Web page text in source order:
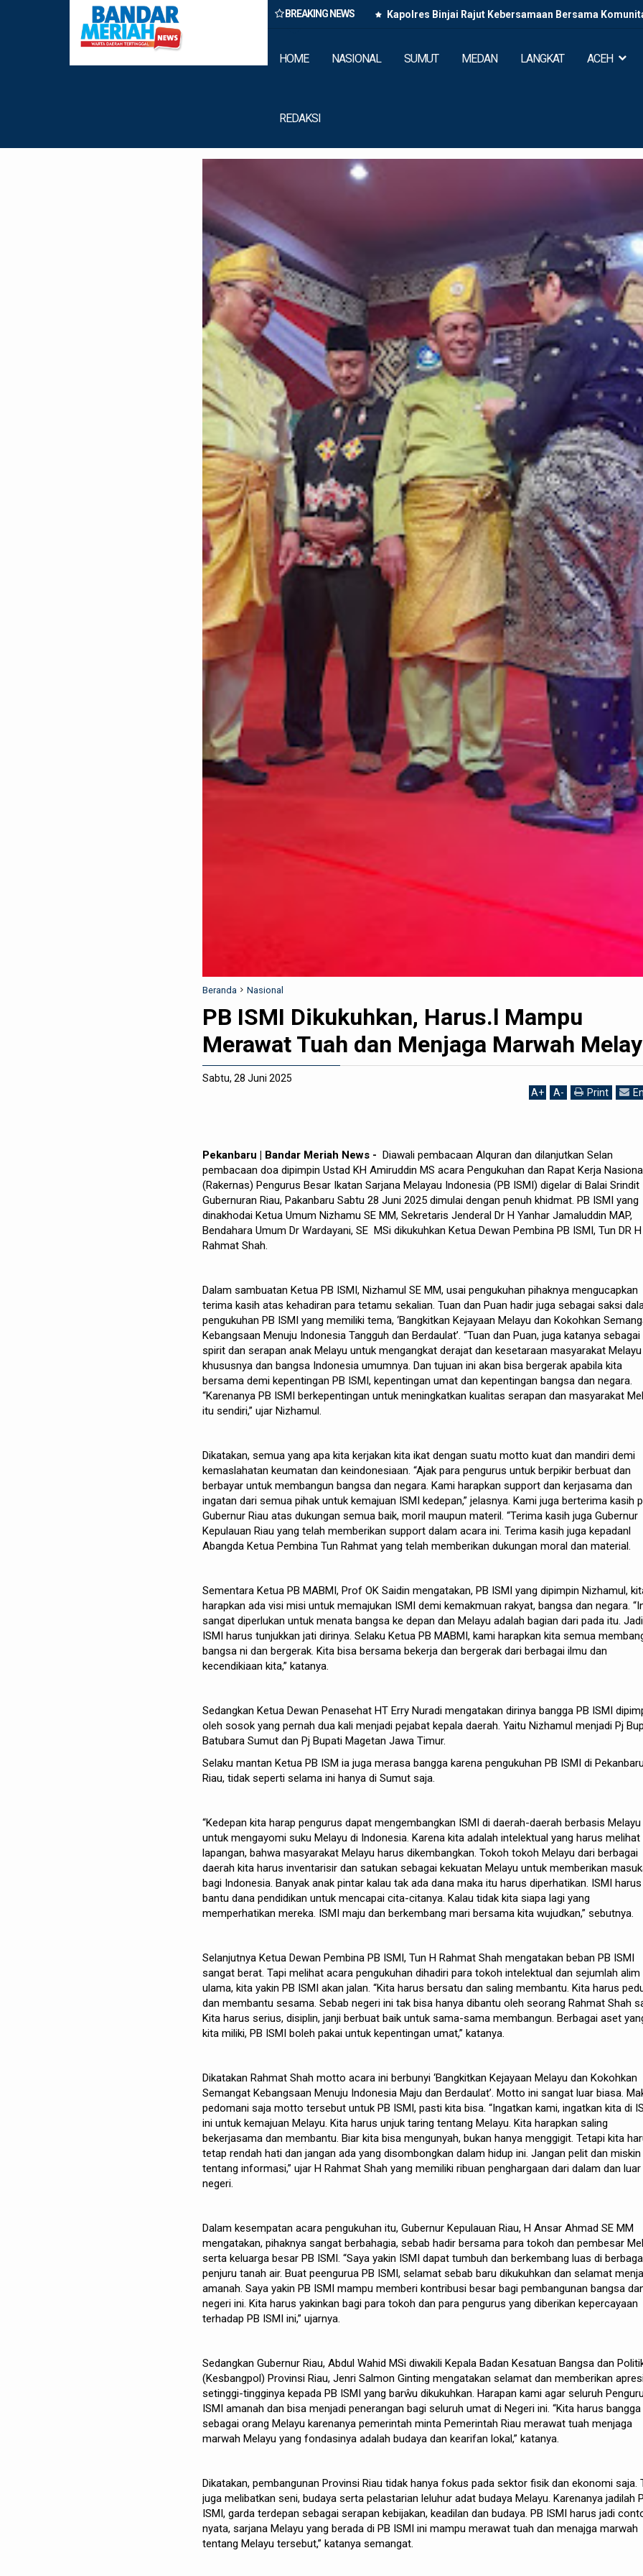
BREAKING NEWS
Amankan Dua Pengedar Narkoba Saat Patroli Malam Kapolres Binjai Rajut Kebersamaan Bersama
HOME NASIONAL SUMUT MEDAN LANGKAT ACEH
REDAKSI
Beranda Nasional
PB ISMI Dikukuhkan, Harus.l Mampu
Merawat Tuah dan Menjaga Marwah
Sabtu, 28 Juni 2025
A+ A- Print
Pekanbaru | Bandar Meriah News - Diawali pembacaan Alquran dan dilanjutkan Selan
pembacaan doa dipimpin Ustad KH Amiruddin MS acara Pengukuhan dan Rapat Kerja
(Rakernas) Pengurus Besar Ikatan Sarjana Melayau Indonesia (PB ISMI) digelar di Balai Srindit
Gubernuran Riau, Pakanbaru Sabtu 28 Juni 2025 dimulai dengan penuh khidmat. PB ISMI yang
dinakhodai Ketua Umum Nizhamu SE MM, Sekretaris Jenderal Dr H Yanhar Jamaluddin MAP,
Bendahara Umum Dr Wardayani, SE MSi dikukuhkan Ketua Dewan Pembina PB ISMI, Tun DR H
Rahmat Shah.
Dalam sambuatan Ketua PB ISMI, Nizhamul SE MM, usai pengukuhan pihaknya mengucapkan
terima kasih atas kehadiran para tetamu sekalian. Tuan dan Puan hadir juga sebagai saksi
pengukuhan PB ISMI yang memiliki tema, ‘Bangkitkan Kejayaan Melayu dan Kokohkan
Kebangsaan Menuju Indonesia Tangguh dan Berdaulat’. “Tuan dan Puan, juga katanya sebagai
spirit dan serapan anak Melayu untuk mengangkat derajat dan kesetaraan masyarakat Melayu
khususnya dan bangsa Indonesia umumnya. Dan tujuan ini akan bisa bergerak apabila kita
bersama demi kepentingan PB ISMI, kepentingan umat dan kepentingan bangsa dan negara.
“Karenanya PB ISMI berkepentingan untuk meningkatkan kualitas serapan dan masyarakat
itu sendiri,” ujar Nizhamul.
Dikatakan, semua yang apa kita kerjakan kita ikat dengan suatu motto kuat dan mandiri demi
kemaslahatan keumatan dan keindonesiaan. “Ajak para pengurus untuk berpikir berbuat dan
berbayar untuk membangun bangsa dan negara. Kami harapkan support dan kerjasama dan
ingatan dari semua pihak untuk kemajuan ISMI kedepan,” jelasnya. Kami juga berterima kasih
Gubernur Riau atas dukungan semua baik, moril maupun materil. “Terima kasih juga Gubernur
Kepulauan Riau yang telah memberikan support dalam acara ini. Terima kasih juga kepadanl
Abangda Ketua Pembina Tun Rahmat yang telah memberikan dukungan moral dan material.
Sementara Ketua PB MABMI, Prof OK Saidin mengatakan, PB ISMI yang dipimpin Nizhamul,
harapkan ada visi misi untuk memajukan ISMI demi kemakmuan rakyat, bangsa dan negara.
sangat diperlukan untuk menata bangsa ke depan dan Melayu adalah bagian dari pada itu. Jadi
ISMI harus tunjukkan jati dirinya. Selaku Ketua PB MABMI, kami harapkan kita semua
bangsa ni dan bergerak. Kita bisa bersama bekerja dan bergerak dari berbagai ilmu dan
kecendikiaan kita,” katanya.
Sedangkan Ketua Dewan Penasehat HT Erry Nuradi mengatakan dirinya bangga PB ISMI
oleh sosok yang pernah dua kali menjadi pejabat kepala daerah. Yaitu Nizhamul menjadi Pj
Batubara Sumut dan Pj Bupati Magetan Jawa Timur.
Selaku mantan Ketua PB ISM ia juga merasa bangga karena pengukuhan PB ISMI di Pekanbaru
Riau, tidak seperti selama ini hanya di Sumut saja.
“Kedepan kita harap pengurus dapat mengembangkan ISMI di daerah-daerah berbasis Melayu
untuk mengayomi suku Melayu di Indonesia. Karena kita adalah intelektual yang harus melihat
lapangan, bahwa masyarakat Melayu harus dikembangkan. Tokoh tokoh Melayu dari berbagai
daerah kita harus inventarisir dan satukan sebagai kekuatan Melayu untuk memberikan
bagi Indonesia. Banyak anak pintar kalau tak ada dana maka itu harus diperhatikan. ISMI harus
bantu dana pendidikan untuk mencapai cita-citanya. Kalau tidak kita siapa lagi yang
memperhatikan mereka. ISMI maju dan berkembang mari bersama kita wujudkan,” sebutnya.
Selanjutnya Ketua Dewan Pembina PB ISMI, Tun H Rahmat Shah mengatakan beban PB ISMI
sangat berat. Tapi melihat acara pengukuhan dihadiri para tokoh intelektual dan sejumlah alim
ulama, kita yakin PB ISMI akan jalan. “Kita harus bersatu dan saling membantu. Kita harus
dan membantu sesama. Sebab negeri ini tak bisa hanya dibantu oleh seorang Rahmat Shah
Kita harus serius, disiplin, janji berbuat baik untuk sama-sama membangun. Berbagai aset
kita miliki, PB ISMI boleh pakai untuk kepentingan umat,” katanya.
Dikatakan Rahmat Shah motto acara ini berbunyi ‘Bangkitkan Kejayaan Melayu dan Kokohkan
Semangat Kebangsaan Menuju Indonesia Maju dan Berdaulat’. Motto ini sangat luar biasa.
pedomani saja motto tersebut untuk PB ISMI, pasti kita bisa. “Ingatkan kami, ingatkan kita di
ini untuk kemajuan Melayu. Kita harus unjuk taring tentang Melayu. Kita harapkan saling
bekerjasama dan membantu. Biar kita bisa mengunyah, bukan hanya menggigit. Tetapi kita
tetap rendah hati dan jangan ada yang disombongkan dalam hidup ini. Jangan pelit dan miskin
tentang informasi,” ujar H Rahmat Shah yang memiliki ribuan penghargaan dari dalam dan luar
negeri.
Dalam kesempatan acara pengukuhan itu, Gubernur Kepulauan Riau, H Ansar Ahmad SE MM
mengatakan, pihaknya sangat berbahagia, sebab hadir bersama para tokoh dan pembesar
serta keluarga besar PB ISMI. “Saya yakin ISMI dapat tumbuh dan berkembang luas di
penjuru tanah air. Buat peengurua PB ISMI, selamat sebab baru dikukuhkan dan selamat
amanah. Saya yakin PB ISMI mampu memberi kontribusi besar bagi pembangunan bangsa
negeri ini. Kita harus yakinkan bagi para tokoh dan para pengurus yang diberikan kepercayaan
terhadap PB ISMI ini,” ujarnya.
Sedangkan Gubernur Riau, Abdul Wahid MSi diwakili Kepala Badan Kesatuan Bangsa dan
(Kesbangpol) Provinsi Riau, Jenri Salmon Ginting mengatakan selamat dan memberikan
setinggi-tingginya kepada PB ISMI yang barŵu dikukuhkan. Harapan kami agar seluruh
ISMI amanah dan bisa menjadi penerangan bagi seluruh umat di Negeri ini. “Kita harus bangga
sebagai orang Melayu karenanya pemerintah minta Pemerintah Riau merawat tuah menjaga
marwah Melayu yang fondasinya adalah budaya dan kearifan lokal,” katanya.
Dikatakan, pembangunan Provinsi Riau tidak hanya fokus pada sektor fisik dan ekonomi saja.
juga melibatkan seni, budaya serta pelastarian leluhur adat budaya Melayu. Karenanya jadilah
ISMI, garda terdepan sebagai serapan kebijakan, keadilan dan budaya. PB ISMI harus jadi
nyata, sarjana Melayu yang berada di PB ISMI ini mampu merawat tuah dan menajga marwah
tentang Melayu tersebut,” katanya semangat.